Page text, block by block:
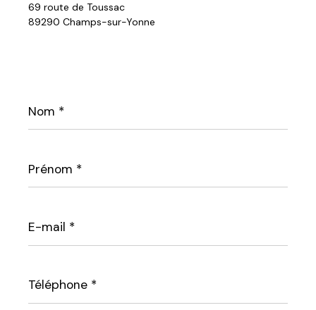
69 route de Toussac
89290 Champs-sur-Yonne
*
*
mail
*
*